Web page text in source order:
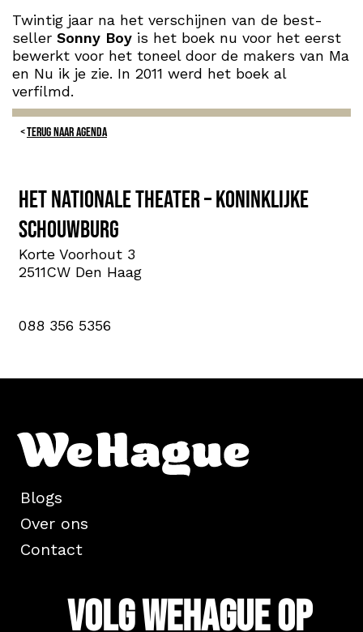
Twintig jaar na het verschijnen van de best-
seller Sonny Boy is het boek nu voor het eerst
bewerkt voor het toneel door de makers van Ma
en Nu ik je zie. In 2011 werd het boek al
verfilmd.
TERUG NAAR AGENDA
Het Nationale Theater – Koninklijke
Schouwburg
Korte Voorhout 3
2511CW Den Haag
088 356 5356
Blogs
Over ons
Contact
Volg WeHague op